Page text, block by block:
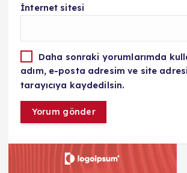
İnternet sitesi
Daha sonraki yorumlarımda
adım, e-posta adresim ve site
tarayıcıya kaydedilsin.